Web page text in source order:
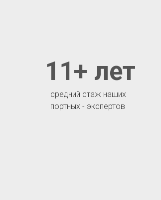
средний стаж наших
портных - экспертов
11+ лет